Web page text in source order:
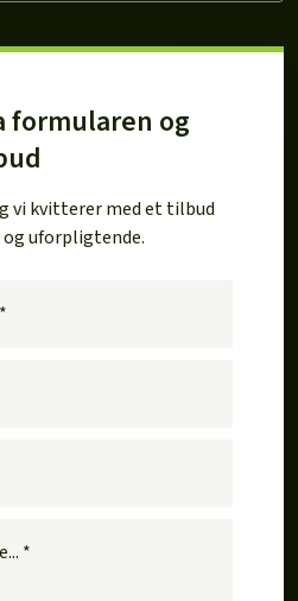
formularen og
vi kvitterer med et tilbud
uforpligtende.